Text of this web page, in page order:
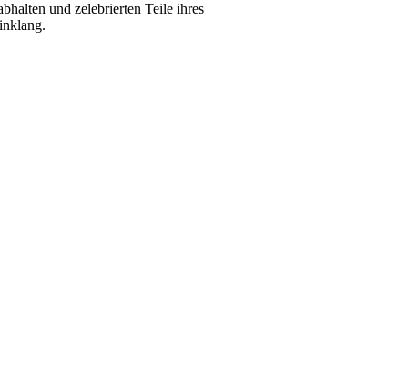
und zelebrierten Teile ihres